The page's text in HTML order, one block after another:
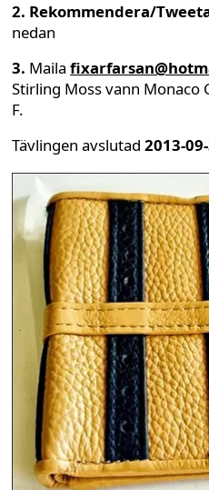
2. Rekommendera/
nedan
3. Maila
Stirling Moss vann Monaco
F.
Tävlingen avslutad 2013-